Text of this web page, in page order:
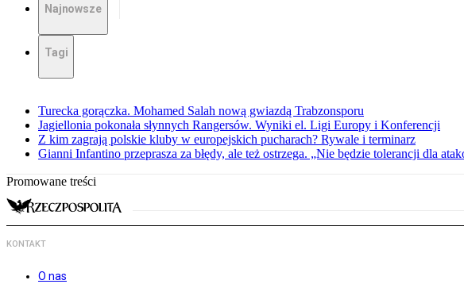
Najnowsze
Tagi
Turecka gorączka. Mohamed Salah nową gwiazdą Trabzonsporu
Jagiellonia pokonała słynnych Rangersów. Wyniki el. Ligi Europy i Konferencji
Z kim zagrają polskie kluby w europejskich pucharach? Rywale i terminarz
Gianni Infantino przeprasza za błędy, ale też ostrzega. „Nie będzie tolerancji dla
Promowane treści
KONTAKT
O nas